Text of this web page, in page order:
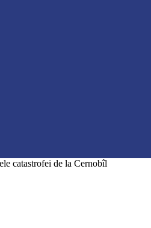
catastrofei de la Cernobîl